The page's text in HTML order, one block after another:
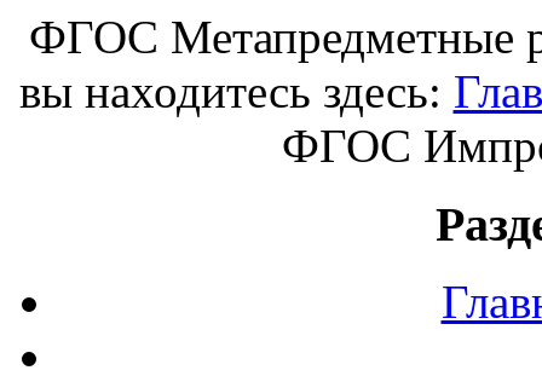
ФГОС Метапредметные
вы находитесь здесь:
ФГОС